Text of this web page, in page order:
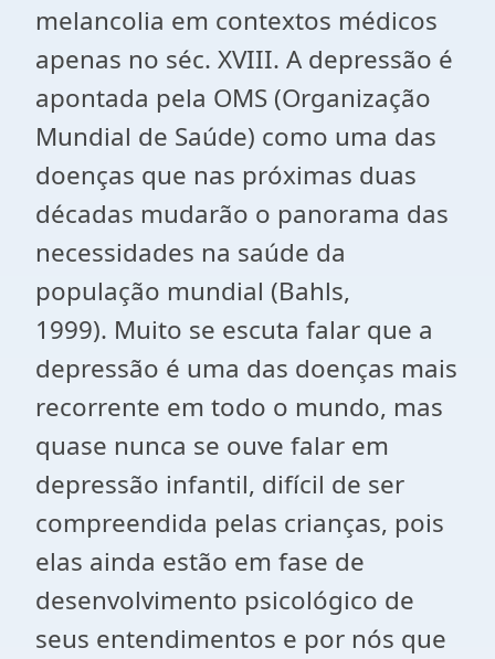
melancolia em contextos médicos
apenas no séc. XVIII. A depressão é
apontada pela OMS (Organização
Mundial de Saúde) como uma das
doenças que nas próximas duas
décadas mudarão o panorama das
necessidades na saúde da
população mundial (Bahls,
1999). Muito se escuta falar que a
depressão é uma das doenças mais
recorrente em todo o mundo, mas
quase nunca se ouve falar em
depressão infantil, difícil de ser
compreendida pelas crianças, pois
elas ainda estão em fase de
desenvolvimento psicológico de
seus entendimentos e por nós que